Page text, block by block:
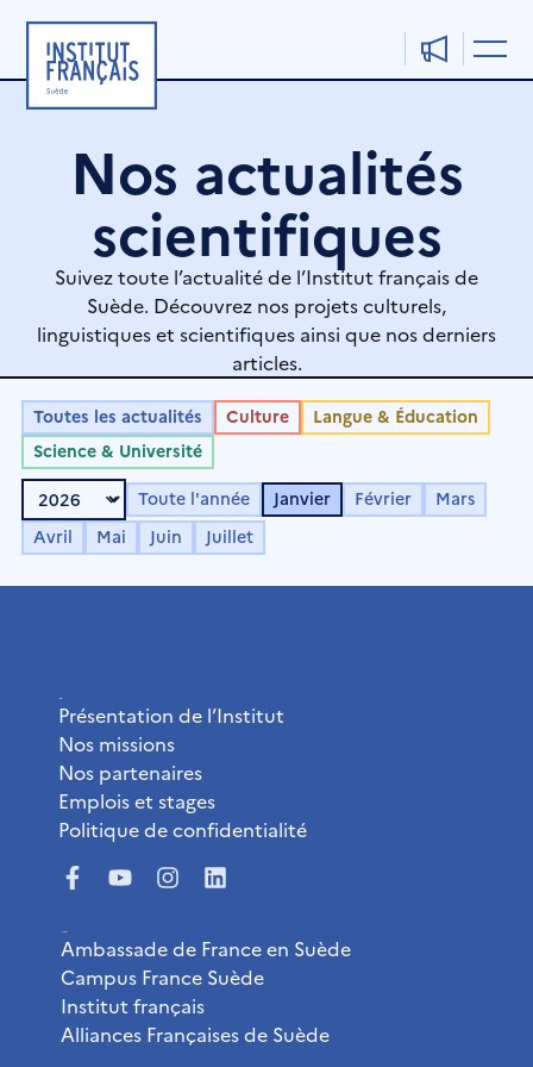
contenu
Nos actualités
scientifiques
Suivez toute l’actualité de l’Institut français de
Suède. Découvrez nos projets culturels,
linguistiques et scientifiques ainsi que nos derniers
articles.
Toutes les actualités Culture
Langue & Éducation
Science & Université
Toute l'année Janvier Février
Mars
Avril
Mai Juin Juillet
Présentation de l’Institut
Nos missions
Nos partenaires
Emplois et stages
Politique de confidentialité
Ambassade de France en Suède
Campus France Suède
Institut français
Alliances Françaises de Suède